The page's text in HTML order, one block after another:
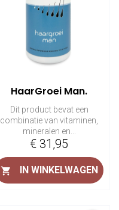
HaarGroei Man.
Dit product bevat een
combinatie van vitaminen,
mineralen en...
Prijs
€ 31,95
 IN WINKELWAGEN